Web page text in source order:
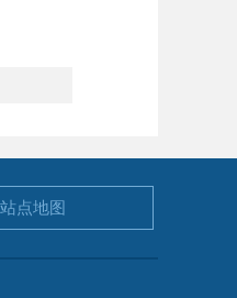
站点地图